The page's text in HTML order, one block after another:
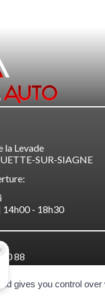
la Levade
SUR-SIAGNE
14h00 - 18h30
88
gives you control